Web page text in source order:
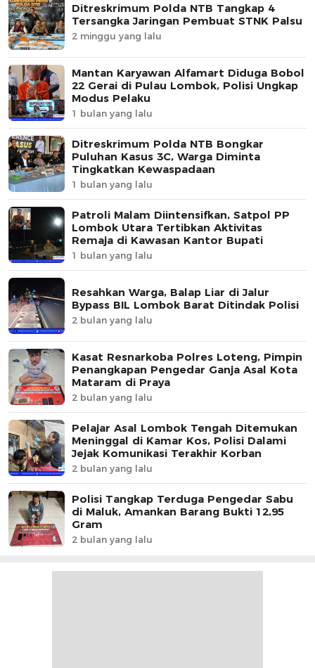
Ditreskrimum Polda NTB Tangkap 4
Tersangka Jaringan Pembuat STNK Palsu
2 minggu yang lalu
Mantan Karyawan Alfamart Diduga Bobol
22 Gerai di Pulau Lombok, Polisi Ungkap
Modus Pelaku
1 bulan yang lalu
Ditreskrimum Polda NTB Bongkar
Puluhan Kasus 3C, Warga Diminta
Tingkatkan Kewaspadaan
1 bulan yang lalu
Patroli Malam Diintensifkan, Satpol PP
Lombok Utara Tertibkan Aktivitas
Remaja di Kawasan Kantor Bupati
1 bulan yang lalu
Resahkan Warga, Balap Liar di Jalur
Bypass BIL Lombok Barat Ditindak Polisi
2 bulan yang lalu
Kasat Resnarkoba Polres Loteng, Pimpin
Penangkapan Pengedar Ganja Asal Kota
Mataram di Praya
2 bulan yang lalu
Pelajar Asal Lombok Tengah Ditemukan
Meninggal di Kamar Kos, Polisi Dalami
Jejak Komunikasi Terakhir Korban
2 bulan yang lalu
Polisi Tangkap Terduga Pengedar Sabu
di Maluk, Amankan Barang Bukti 12,95
Gram
2 bulan yang lalu